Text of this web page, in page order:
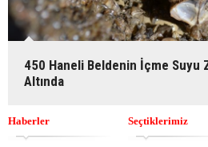
450 Haneli Beldenin İçme Suyu
Altında
Haberler Seçtiklerimiz